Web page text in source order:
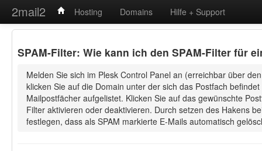
2mail2 Hosting Domains Hilfe + Support
SPAM-Filter: Wie kann ich den SPAM-Filter für
Melden Sie sich im Plesk Control Panel an (erreichbar über
klicken Sie auf die Domain unter der sich das Postfach
Mailpostfächer aufgelistet. Klicken Sie auf das gewünschte
Filter aktivieren oder deaktivieren. Durch setzen des Hakens
festlegen, dass als SPAM markierte E-Mails automatisch